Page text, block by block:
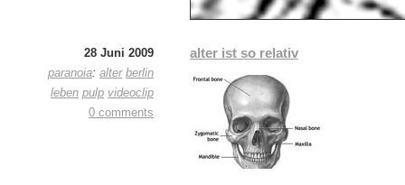
28 Juni 2009
paranoia: alter berlin
leben pulp videoclip
0 comments
alter ist so relativ